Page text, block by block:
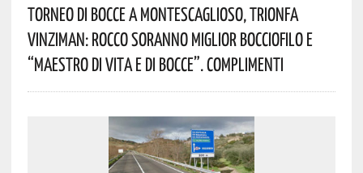
Torneo Di Bocce A Montescaglioso, Trionfa
Vinziman: Rocco Soranno Miglior Bocciofilo E
“Maestro Di Vita E Di Bocce”. Complimenti